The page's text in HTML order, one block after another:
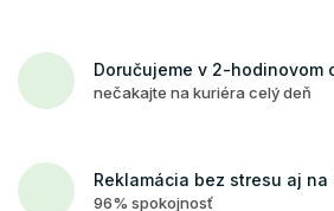
Doručujeme v 2-hodinovom
nečakajte na kuriéra celý deň
Reklamácia bez stresu aj na
96% spokojnosť